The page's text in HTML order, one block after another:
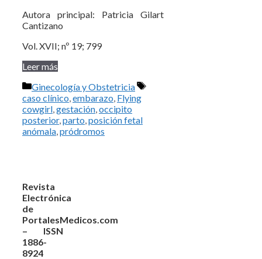
Autora principal: Patricia Gilart
Cantizano
Vol. XVII; nº 19; 799
Leer más
Categorías
Ginecología y Obstetricia
Etiquetas
caso clínico embarazo Flying
cowgirl gestación occipito
posterior, parto posición fetal
anómala pródromos
Revista
Electrónica
de
PortalesMedicos.com
– ISSN
1886-
8924